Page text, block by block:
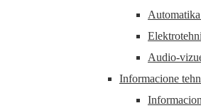
Audio-
Informacione